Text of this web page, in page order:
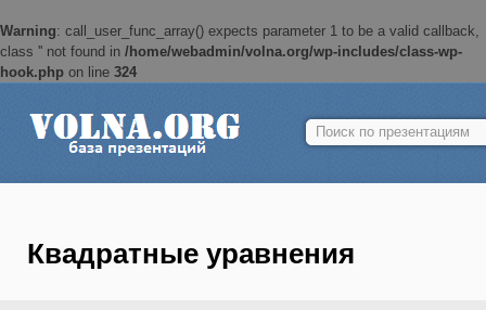
Warning: call_user_func_array() expects parameter 1 to be a valid callback,
class '' not found in /home/webadmin/volna.org/wp-includes/class-wp-
hook.php on line 324
Найти:
Квадратные уравнения